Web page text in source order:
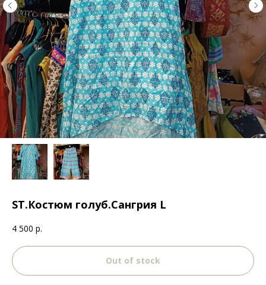
ST.Костюм голуб.Сангрия L
4 500 р.
Out of stock